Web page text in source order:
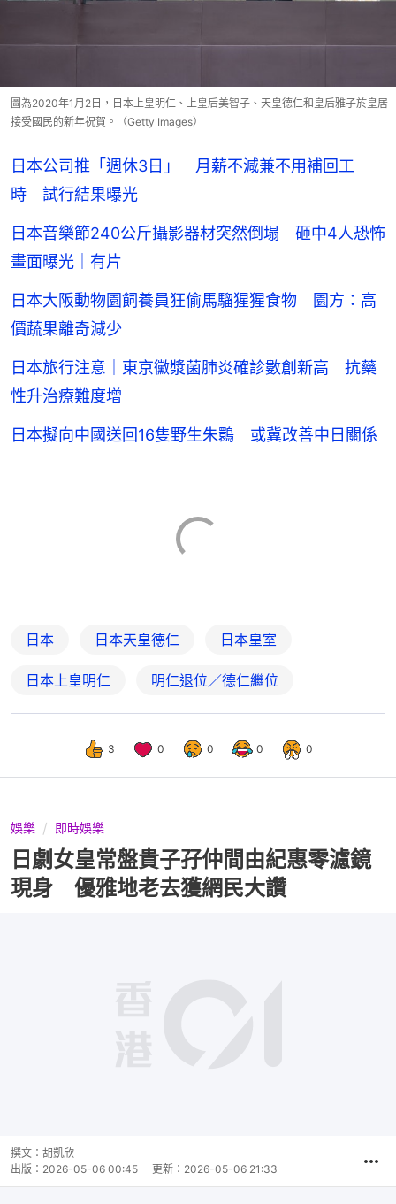
圖為2020年1月2日，日本上皇明仁、上皇后美智子、天皇德仁和皇后雅子於皇居
接受國民的新年祝賀。（Getty Images）
日本公司推「週休3日」 月薪不減兼不用補回工
時 試行結果曝光
日本音樂節240公斤攝影器材突然倒塌 砸中4人恐怖
畫面曝光｜有片
日本大阪動物園飼養員狂偷馬騮猩猩食物 園方：高
價蔬果離奇減少
日本旅行注意｜東京黴漿菌肺炎確診數創新高 抗藥
性升治療難度增
日本擬向中國送回16隻野生朱䴉 或冀改善中日關係
日本 日本天皇德仁 日本皇室
日本上皇明仁 明仁退位／德仁繼位
3 0 0 0 0
娛樂 即時娛樂
日劇女皇常盤貴子孖仲間由紀惠零濾鏡
現身 優雅地老去獲網民大讚
撰文： 胡凱欣
出版： 2026-05-06 00:45 更新： 2026-05-06 21:33